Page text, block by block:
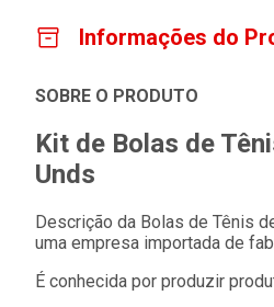
Informações do
SOBRE O PRODUTO
Kit de Bolas de
Unds
Descrição da Bolas de Tênis
uma empresa importada de
É conhecida por produzir